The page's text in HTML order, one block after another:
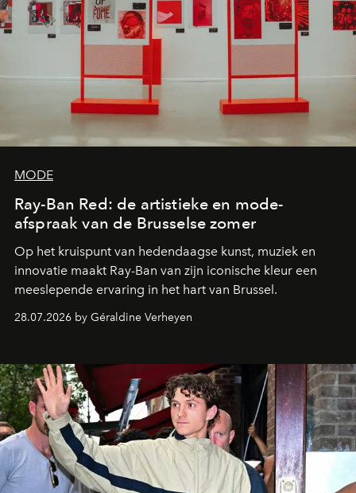
MODE
Ray-Ban Red: de artistieke en mode-
afspraak van de Brusselse zomer
Op het kruispunt van hedendaagse kunst, muziek en
innovatie maakt Ray-Ban van zijn iconische kleur een
meeslepende ervaring in het hart van Brussel.
28.07.2026 by Géraldine Verheyen